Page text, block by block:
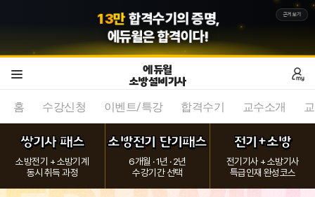
589만 회원의 선택,
에듀윌은 합격이다!
근거보기
에듀윌
소방설비기사
홈
수강신청 이벤트/특강 합격수기 교수소개
쌍기사 패스
소방전기 + 소방기계
동시 취득 과정
소방전기 단기패스
6개월 · 1년 · 2년
수강기간 선택
전기+소방
전기기사 + 소방기사
특급인재 완성코스